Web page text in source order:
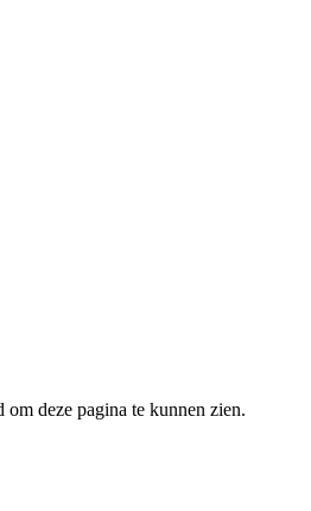
om deze pagina te kunnen zien.